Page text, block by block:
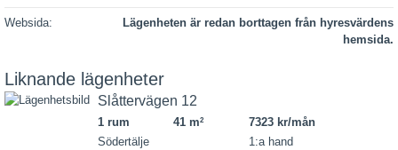
Websida:
Lägenheten är redan borttagen från hyresvärdens
hemsida.
Liknande lägenheter
Slåttervägen 12
1 rum 41 m2
7323 kr/mån
Södertälje
1:a hand